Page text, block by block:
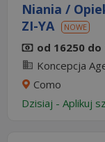
Niania /
ZI-YA
NOWE
od 16250
Koncepcja
Como
Dzisiaj - Aplikuj